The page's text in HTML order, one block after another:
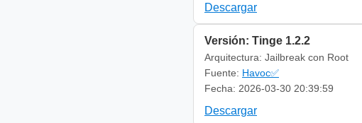
Descargar
Versión: Tinge 1.2.2
Arquitectura: Jailbreak con Root
Fuente: Havoc✅
Fecha: 2026-03-30 20:39:59
Descargar